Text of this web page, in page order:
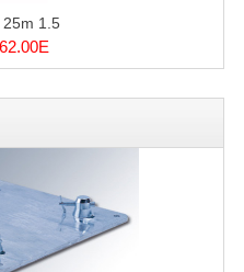
EN-54
Magnétique
Contest
Contest
25m 1.5
62.00E